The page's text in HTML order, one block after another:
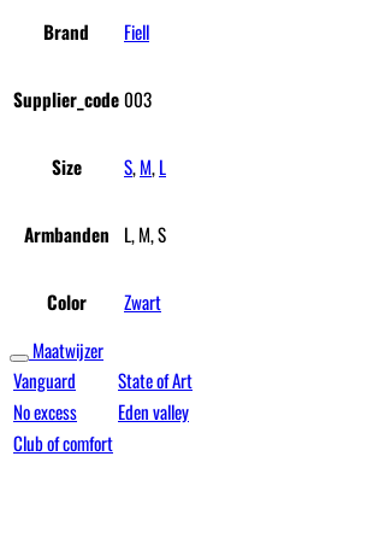
Brand
Fiell
Supplier_code003
Size S,M,L
Armbanden L, M, S
Color
Zwart
Maatwijzer
Vanguard
State of Art
No excess
Eden valley
Club of comfort